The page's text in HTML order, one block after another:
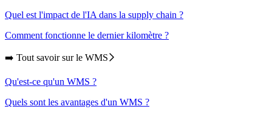
Quel est l'impact de l'IA dans la supply chain ?
Comment fonctionne le dernier kilomètre ?
➡️ Tout savoir sur le WMS
Qu'est-ce qu'un WMS ?
Quels sont les avantages d'un WMS ?